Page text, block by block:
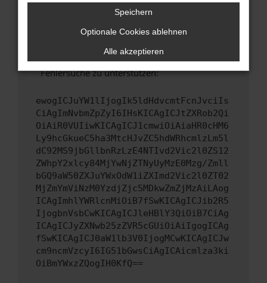
Wende dich an den Webseitenbetreiber.
Wenn du alle oben genannten Schritte versucht
hast, kontaktiere uns bitte. Wir werden
versuchen, das Problem zu beheben. Du kannst
uns diesen Text schicken, um uns bei der
Fehlersuche zu unterstützen:
ewogICJuYW1lIjogIk5ldHdvcmtFcnJvciIs
CiAgImNvbmZpZyI6IHsKICAgICJtZXRob2Qi
OiAiR0VUIiwKICAgICJ1cmwiOiAiaHR0cHM6
Ly9hcGkueC5ha3MtcHJvZC5hdWRhcmlzLm5l
dC92MS9jbGllbnRzLzE4NTIvd2Vic2l0ZS12
ZWhpY2xlcy84MjYwNjZTNyUyMzE0Mzg/Zmll
bGQ9aW50ZXJuYWxOdW1iZXImd2Vic2l0ZT02
MjZmYmViNzM0YzdjZjc5MDkwZmZjMzAiLAog
ICAgImhlYWRlcnMiOiB7fSwKICAgICJib2R5
IjogbnVsbCwKICAgICJleHBlY3QiOiB7CiAg
ICAgICJyZXNwb25zZVR5cGUiOiAiIgogICAg
fSwKICAgICJ0aW1lb3V0IjogMCwKICAgICJw
cm9ncmVzcyI6IG51bGwsCiAgICAicmlza3ki
OiBmYWxzZQogIH0KfQ==
Speichern
Optionale Cookies ablehnen
Alle akzeptieren